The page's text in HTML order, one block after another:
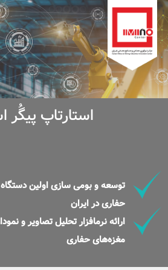
استارتاپ
توسعه و بومی سازی اولین
حفاری در ایران
ارائه نرم­افزار تحلیل تصاویر و
مغزه‌های حفاری